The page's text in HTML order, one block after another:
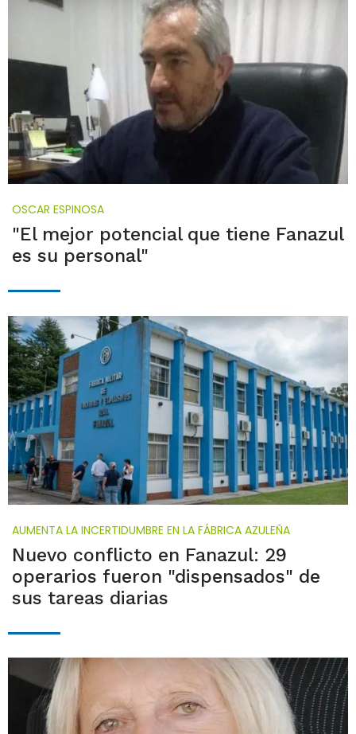
OSCAR ESPINOSA
"El mejor potencial que tiene Fanazul
es su personal"
AUMENTA LA INCERTIDUMBRE EN LA FÁBRICA AZULEÑA
Nuevo conflicto en Fanazul: 29
operarios fueron "dispensados" de
sus tareas diarias